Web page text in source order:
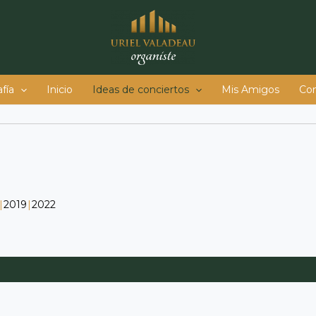
Inicio Ideas de conciertos Mis Amigos
2019 2022